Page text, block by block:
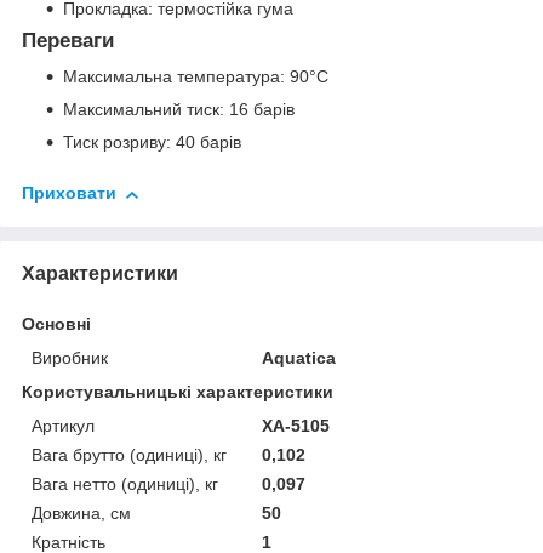
Прокладка: термостійка гума
Переваги
Максимальна температура: 90°C
Максимальний тиск: 16 барів
Тиск розриву: 40 барів
Приховати
Характеристики
Основні
Виробник
Aquatica
Користувальницькі характеристики
Артикул
XA-5105
Вага брутто (одиниці), кг
0,102
Вага нетто (одиниці), кг
0,097
Довжина, см
50
Кратність
1